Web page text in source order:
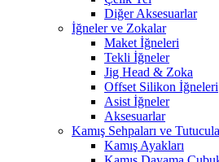
Diğer Aksesuarlar
İğneler ve Zokalar
Maket İğneleri
Tekli İğneler
Jig Head & Zoka
Offset Silikon İğneleri
Asist İğneler
Aksesuarlar
Kamış Sehpaları ve
Kamış Ayakları